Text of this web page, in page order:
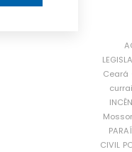
Ceará
CIVIL